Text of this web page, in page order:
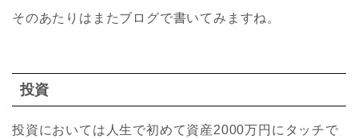
そのあたりはまたブログで書いてみますね。
投資
投資においては人生で初めて資産2000万円にタッチで